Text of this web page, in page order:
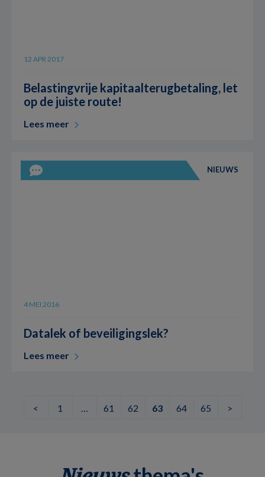
12 APR 2017
Belastingvrije kapitaalterugbetaling, let
op de juiste route!
Lees meer
NIEUWS
4 MEI 2016
Datalek of beveiligingslek?
Lees meer
< 1 … 61 62 63 64 65 >